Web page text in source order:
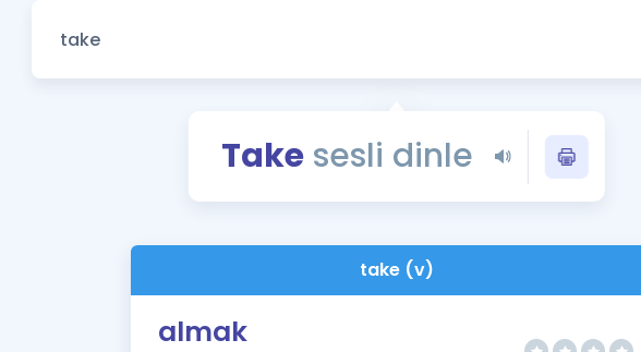
Tüm ÖSYM
Blog
YDS - YÖKDİL
İngilizce Gramer
Takesesli dinle
take (v)
almak